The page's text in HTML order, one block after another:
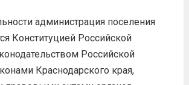
администрация поселения
Конституцией Российской
Российской
Краснодарского края,